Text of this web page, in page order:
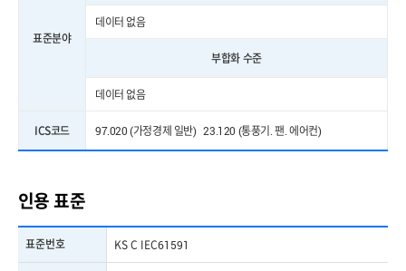
표준분야
데이터 없음
부합화 수준
데이터 없음
ICS코드 97.020 (가정경제 일반) 23.120 (통풍기. 팬. 에어컨)
인용 표준
표준번호 KS C IEC61591